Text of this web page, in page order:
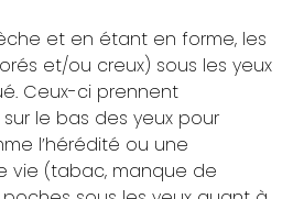
et en étant en forme, les
et/ou creux) sous les yeux
Ceux-ci prennent
le bas des yeux pour
l’hérédité ou une
vie (tabac, manque de